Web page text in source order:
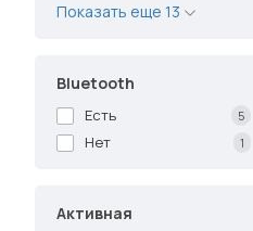
Показать еще 13
Bluetooth
Есть 5
Нет 1
Активная